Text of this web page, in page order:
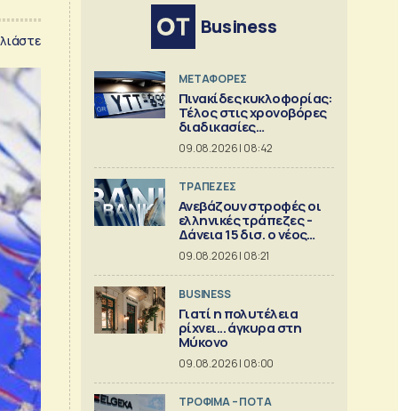
Business
ΜΕΤΑΦΟΡΕΣ
Πινακίδες κυκλοφορίας:
Τέλος στις χρονοβόρες
διαδικασίες
κατασκευής
09.08.2026 | 08:42
ΤΡΑΠΕΖΕΣ
Ανεβάζουν στροφές οι
ελληνικές τράπεζες -
Δάνεια 15 δισ. ο νέος
στόχος
09.08.2026 | 08:21
BUSINESS
Γιατί η πολυτέλεια
ρίχνει... άγκυρα στη
Μύκονο
09.08.2026 | 08:00
ΤΡΟΦΙΜΑ – ΠΟΤΑ